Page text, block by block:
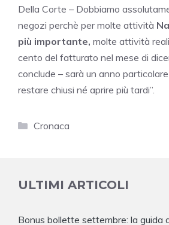
Della Corte – Dobbiamo
negozi perchè per molte attività
più importante, molte attività
cento del fatturato nel mese di
conclude – sarà un anno
restare chiusi né aprire più tardi”.
Categorie
Cronaca
ULTIMI ARTICOLI
Bonus bollette settembre: la guida